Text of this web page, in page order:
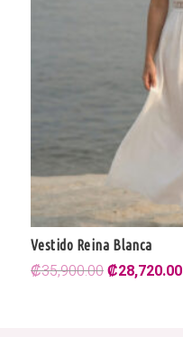
Vestido Reina Blanca
₡35,900.00El
₡28,720.00El